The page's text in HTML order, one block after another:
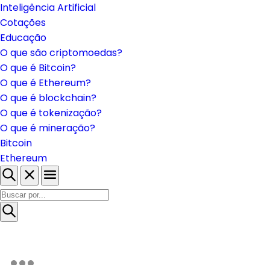
Inteligência Artificial
Cotações
Educação
O que são criptomoedas?
O que é Bitcoin?
O que é Ethereum?
O que é blockchain?
O que é tokenização?
O que é mineração?
Bitcoin
Ethereum